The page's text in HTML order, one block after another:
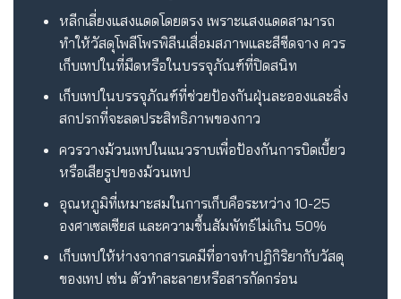
หลีกเลี่ยงแสงแดดโดยตรง เพราะแสงแดดสามารถ
ทำให้วัสดุโพลีโพรพิลีนเสื่อมสภาพและสีซีดจาง ควร
เก็บเทปในที่มืดหรือในบรรจุภัณฑ์ที่ปิดสนิท
เก็บเทปในบรรจุภัณฑ์ที่ช่วยป้องกันฝุ่นละอองและสิ่ง
สกปรกที่จะลดประสิทธิภาพของกาว
ควรวางม้วนเทปในแนวราบเพื่อป้องกันการบิดเบี้ยว
หรือเสียรูปของม้วนเทป
อุณหภูมิที่เหมาะสมในการเก็บคือระหว่าง 10-25
องศาเซลเซียส และความชื้นสัมพัทธ์ไม่เกิน 50%
เก็บเทปให้ห่างจากสารเคมีที่อาจทำปฏิกิริยากับวัสดุ
ของเทป เช่น ตัวทำละลายหรือสารกัดกร่อน